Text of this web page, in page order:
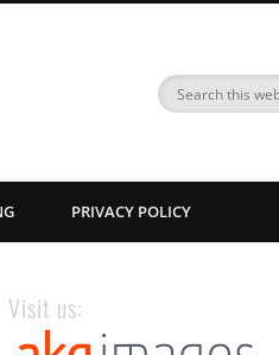
PRIVACY POLICY
Visit us: